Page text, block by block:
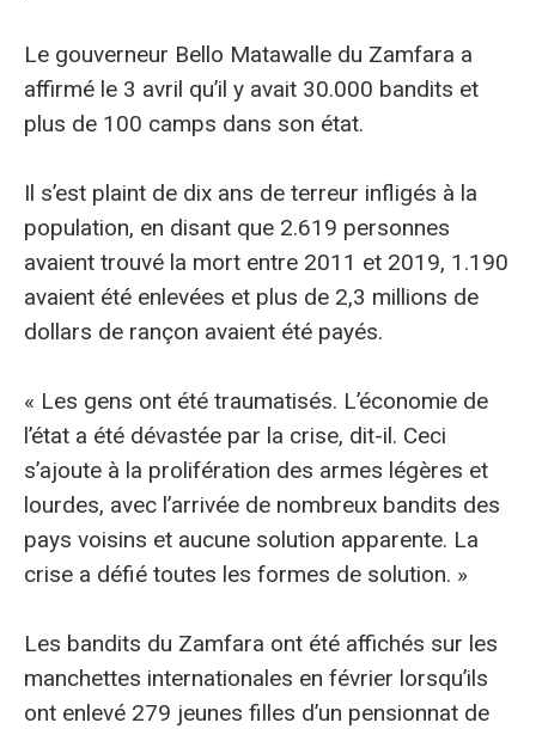
Le gouverneur Bello Matawalle du Zamfara a
affirmé le 3 avril qu’il y avait 30.000 bandits et
plus de 100 camps dans son état.
Il s’est plaint de dix ans de terreur infligés à la
population, en disant que 2.619 personnes
avaient trouvé la mort entre 2011 et 2019, 1.190
avaient été enlevées et plus de 2,3 millions de
dollars de rançon avaient été payés.
« Les gens ont été traumatisés. L’économie de
l’état a été dévastée par la crise, dit-il. Ceci
s’ajoute à la prolifération des armes légères et
lourdes, avec l’arrivée de nombreux bandits des
pays voisins et aucune solution apparente. La
crise a défié toutes les formes de solution. »
Les bandits du Zamfara ont été affichés sur les
manchettes internationales en février lorsqu’ils
ont enlevé 279 jeunes filles d’un pensionnat de